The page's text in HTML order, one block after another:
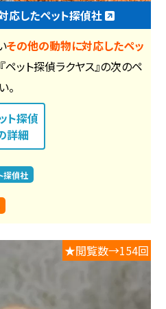
応したペット探偵社
その他の動物に対応したペッ
ペット探偵ラクヤス』の次のペ
。
ト探偵
詳細
探偵社
★閲覧数→154回